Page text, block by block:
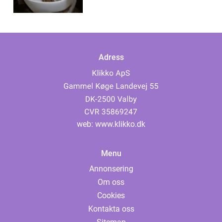
Adress
web: www.klikko.dk
Menu
Annonsering
Om oss
Cookies
Kontakta oss